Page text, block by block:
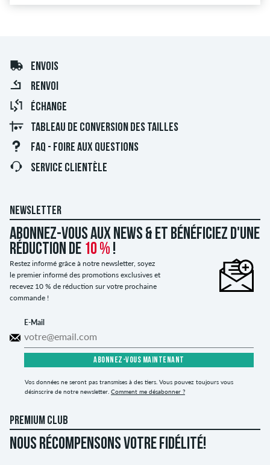
ENVOIS
RENVOI
ÉCHANGE
TABLEAU DE CONVERSION DES TAILLES
FAQ - FOIRE AUX QUESTIONS
SERVICE CLIENTÈLE
NEWSLETTER
Abonnez-vous aux news & et bénéficiez d'une
réduction de 10 % !
Restez informé grâce à notre newsletter, soyez
le premier informé des promotions exclusives et
recevez 10 % de réduction sur votre prochaine
commande !
E-Mail
ABONNEZ-VOUS MAINTENANT
Vos données ne seront pas transmises à des tiers. Vous pouvez toujours vous
désinscrire de notre newsletter. Comment me désabonner ?
PREMIUM CLUB
NOUS RÉCOMPENSONS VOTRE FIDÉLITÉ!